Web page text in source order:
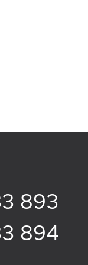
893
894